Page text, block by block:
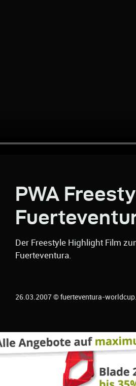
PWA
Der Freestyle Highlight Film
Fuerteventura.
26.03.2007 © fuerteventura-